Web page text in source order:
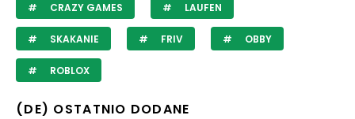
CRAZY GAMES LAUFEN
SKAKANIE FRIV OBBY
ROBLOX
(DE) OSTATNIO DODANE